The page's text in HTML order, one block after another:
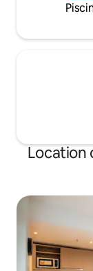
Location